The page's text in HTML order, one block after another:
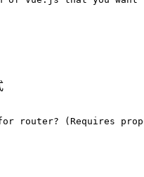
router? (Requires